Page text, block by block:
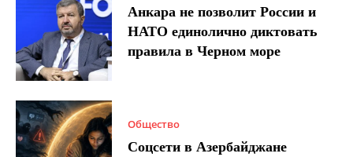
Анкара не позволит России и
НАТО единолично диктовать
правила в Черном море
Общество
Соцсети в Азербайджане